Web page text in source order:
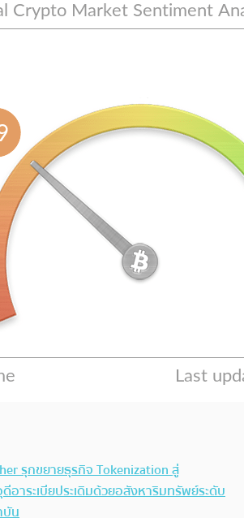
รุกขยายธุรกิจ Tokenization สู่
อาระเบียประเดิมด้วยอสังหาริมทรัพย์ระดับ
บัน